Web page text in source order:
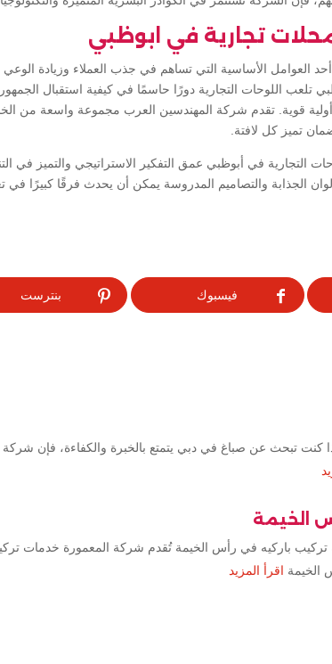
تجارية في ابوظبي
أحد العوامل الأساسية التي تساهم في جذب العملاء وزيادة
تلعب اللوحات التجارية دورًا حاسمًا في كيفية استقبال
قوية. تقدم شركة المهندسين العرب مجموعة واسعة من
تميز كل لافتة.
التجارية في أبوظبي عمق التفكير الاستراتيجي والتميز في
الجذابة والتصاميم المدروسة يمكن أن يحدث فرقًا كبيرًا في
فيسبوك بنترست
تبحث عن صباغ في دبي يتمتع بالخبرة والكفاءة، فإن شركة
الخيمة
تركيب باركيه في رأس الخيمة تُقدم شركة المعمورة خدمات
الخيمة اقرأ المزيد